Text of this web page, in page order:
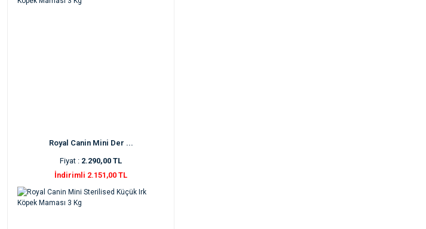
Royal Canin Mini Der ...
Fiyat : 2.290,00 TL
İndirimli 2.151,00 TL